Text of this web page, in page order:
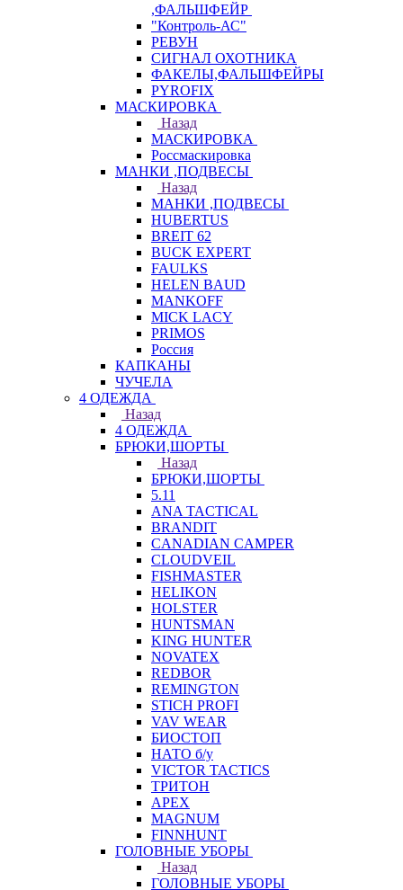
,ФАЛЬШФЕЙР
"Контроль-АС"
РЕВУН
СИГНАЛ ОХОТНИКА
ФАКЕЛЫ,ФАЛЬШФЕЙРЫ
PYROFIX
МАСКИРОВКА
Назад
МАСКИРОВКА
Россмаскировка
МАНКИ ,ПОДВЕСЫ
Назад
МАНКИ ,ПОДВЕСЫ
HUBERTUS
BREIT 62
BUCK EXPERT
FAULKS
HELEN BAUD
MANKOFF
MICK LACY
PRIMOS
Россия
КАПКАНЫ
ЧУЧЕЛА
4 ОДЕЖДА
Назад
4 ОДЕЖДА
БРЮКИ,ШОРТЫ
Назад
БРЮКИ,ШОРТЫ
5.11
ANA TACTICAL
BRANDIT
CANADIAN CAMPER
CLOUDVEIL
FISHMASTER
HELIKON
HOLSTER
HUNTSMAN
KING HUNTER
NOVATEX
REDBOR
REMINGTON
STICH PROFI
VAV WEAR
БИОСТОП
НАТО б/у
VICTOR TACTICS
ТРИТОН
APEX
MAGNUM
FINNHUNT
ГОЛОВНЫЕ УБОРЫ
Назад
ГОЛОВНЫЕ УБОРЫ